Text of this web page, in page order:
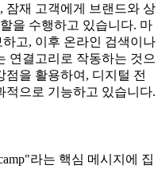
잠재 고객에게 브랜드와 상
을 수행하고 있습니다. 마
고, 이후 온라인 검색이나
연결고리로 작동하는 것으
점을 활용하여, 디지털 전
적으로 기능하고 있습니다.
라는 핵심 메시지에 집